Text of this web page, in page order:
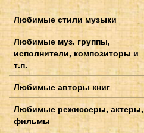
Любимые стили музыки
Любимые муз. группы,
исполнители, композиторы и
т.п.
Любимые авторы книг
Любимые режиссеры, актеры,
фильмы